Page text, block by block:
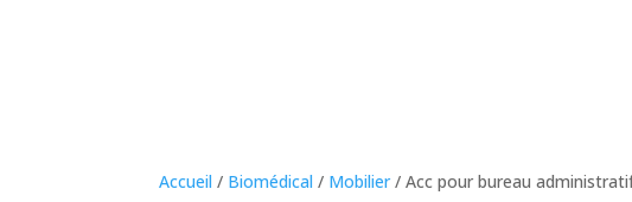
Accueil / Biomédical / Mobilier/ Acc pour bureau